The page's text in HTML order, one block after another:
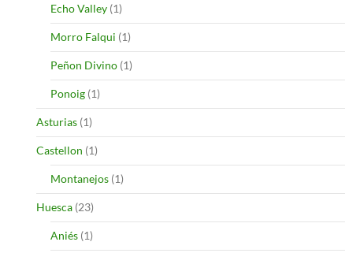
Echo Valley (1)
Morro Falqui (1)
Peñon Divino (1)
Ponoig (1)
Asturias (1)
Castellon (1)
Montanejos (1)
Huesca (23)
Aniés (1)